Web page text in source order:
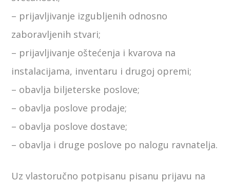
– prijavljivanje izgubljenih odnosno
zaboravljenih stvari;
– prijavljivanje oštećenja i kvarova na
instalacijama, inventaru i drugoj opremi;
– obavlja biljeterske poslove;
– obavlja poslove prodaje;
– obavlja poslove dostave;
– obavlja i druge poslove po nalogu ravnatelja.
Uz vlastoručno potpisanu pisanu prijavu na